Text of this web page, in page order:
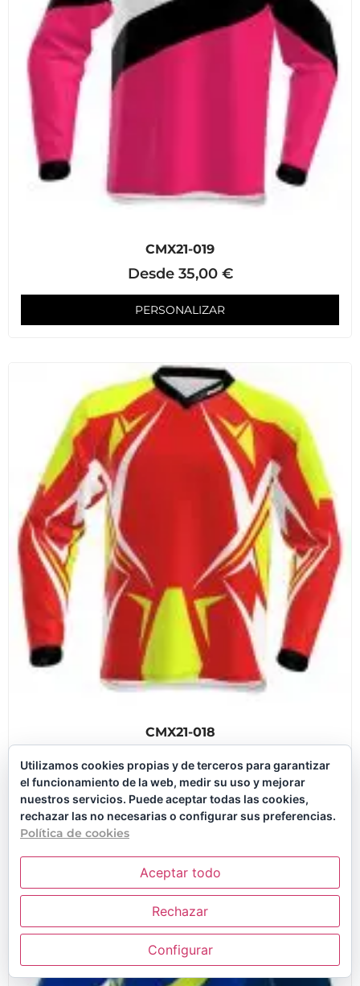
CMX21-019
Desde 35,00 €
PERSONALIZAR
CMX21-018
Desde 35,00
PERSONALIZAR
Utilizamos cookies propias y de terceros para garantizar
el funcionamiento de la web, medir su uso y mejorar
nuestros servicios. Puede aceptar todas las cookies,
rechazar las no necesarias o configurar sus preferencias.
Política de cookies
Aceptar todo
Rechazar
Configurar